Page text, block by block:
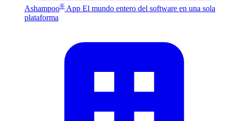
Ashampoo® App El mundo entero del software en una sola
plataforma